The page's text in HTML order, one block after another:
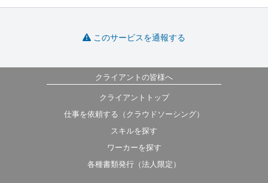
このサービスを通報する
クライアントの皆様へ
クライアントトップ
仕事を依頼する（クラウドソーシング）
スキルを探す
ワーカーを探す
各種書類発行（法人限定）